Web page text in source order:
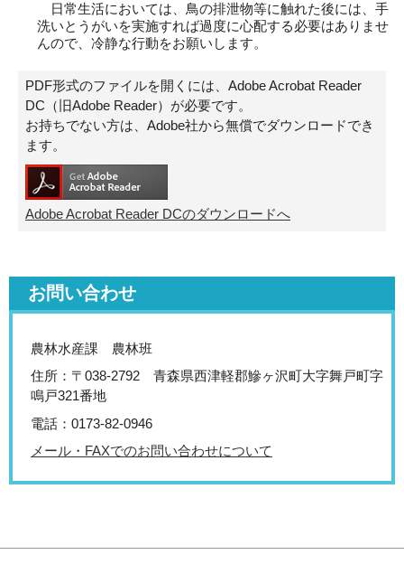
日常生活においては、鳥の排泄物等に触れた後には、手
洗いとうがいを実施すれば過度に心配する必要はありませ
んので、冷静な行動をお願いします。
PDF形式のファイルを開くには、Adobe Acrobat Reader
DC（旧Adobe Reader）が必要です。
お持ちでない方は、Adobe社から無償でダウンロードでき
ます。
Adobe Acrobat Reader DCのダウンロードへ
お問い合わせ
農林水産課 農林班
住所：〒038-2792 青森県西津軽郡鰺ヶ沢町大字舞戸町字
鳴戸321番地
電話：0173-82-0946
メール・FAXでのお問い合わせについて